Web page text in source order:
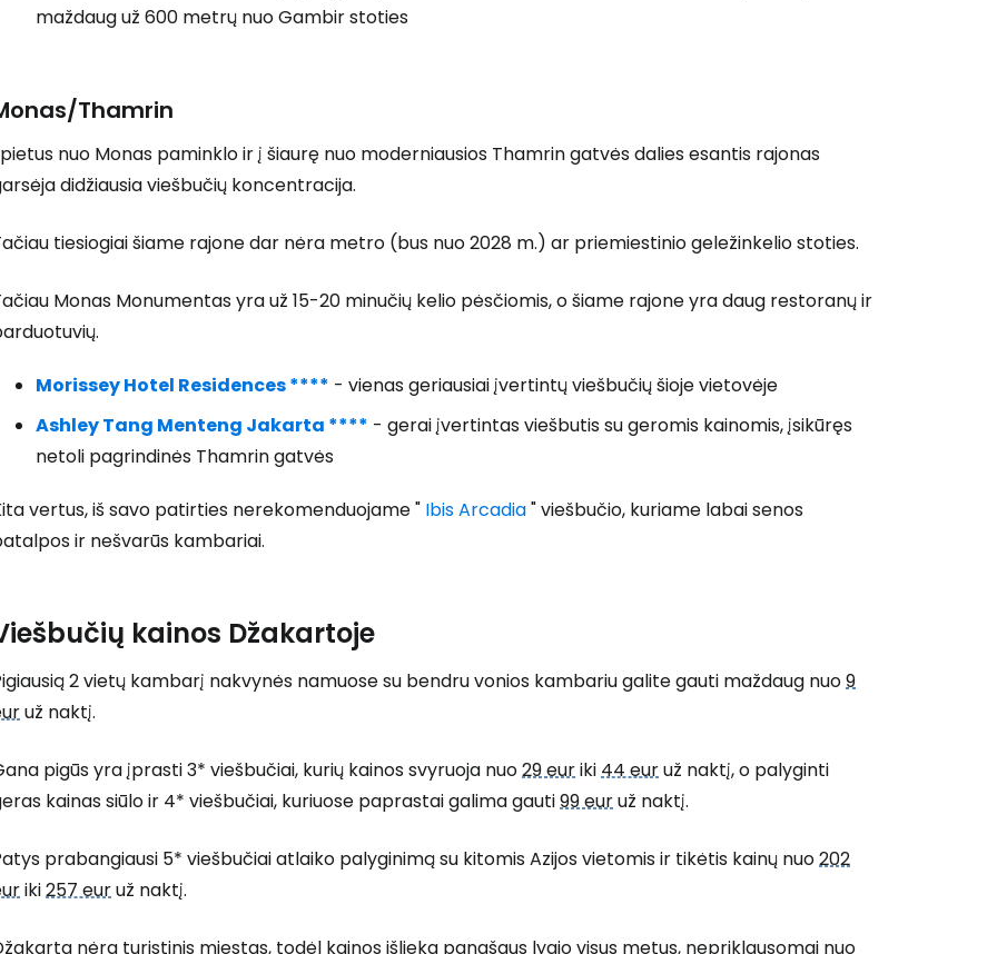
maždaug už 600 metrų nuo Gambir stoties
Thamrin
nuo Monas paminklo ir į šiaurę nuo moderniausios Thamrin gatvės dalies esantis rajonas
didžiausia viešbučių koncentracija.
tiesiogiai šiame rajone dar nėra metro (bus nuo 2028 m.) ar priemiestinio geležinkelio stoties.
Monas Monumentas yra už 15-20 minučių kelio pėsčiomis, o šiame rajone yra daug restoranų ir
Morissey Hotel Residences **** - vienas geriausiai įvertintų viešbučių šioje vietovėje
Ashley Tang Menteng Jakarta **** - gerai įvertintas viešbutis su geromis kainomis, įsikūręs
netoli pagrindinės Thamrin gatvės
vertus, iš savo patirties nerekomenduojame " Ibis Arcadia" viešbučio, kuriame labai senos
ir nešvarūs kambariai.
kainos Džakartoje
2 vietų kambarį nakvynės namuose su bendru vonios kambariu galite gauti maždaug nuo9
už naktį.
pigūs yra įprasti 3* viešbučiai, kurių kainos svyruoja nuo29 euriki44 euruž naktį, o palyginti
kainas siūlo ir 4* viešbučiai, kuriuose paprastai galima gauti99 euruž naktį.
prabangiausi 5* viešbučiai atlaiko palyginimą su kitomis Azijos vietomis ir tikėtis kainų nuo202
iki257 euruž naktį.
nėra turistinis miestas, todėl kainos išlieka panašaus lygio visus metus, nepriklausomai nuo